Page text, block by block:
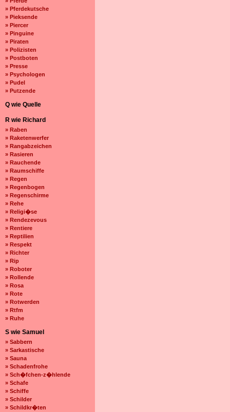
» Pferdekutsche
» Pieksende
» Piercer
» Pinguine
» Piraten
» Polizisten
» Postboten
» Presse
» Psychologen
» Pudel
» Putzende
Q wie Quelle
R wie Richard
» Raben
» Raketenwerfer
» Rangabzeichen
» Rasieren
» Rauchende
» Raumschiffe
» Regen
» Regenbogen
» Regenschirme
» Rehe
» Religi�se
» Rendezevous
» Rentiere
» Reptilien
» Respekt
» Richter
» Rip
» Roboter
» Rollende
» Rosa
» Rote
» Rotwerden
» Rtfm
» Ruhe
S wie Samuel
» Sabbern
» Sarkastische
» Sauna
» Schadenfrohe
» Sch�fchen-z�hlende
» Schafe
» Schiffe
» Schilder
» Schildkr�ten